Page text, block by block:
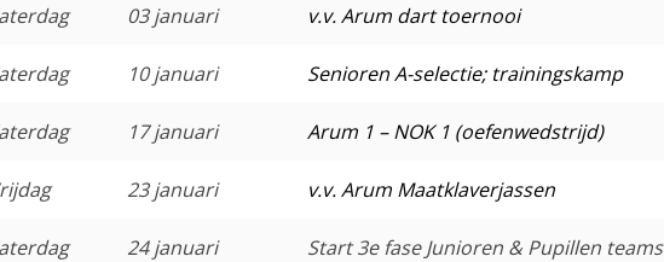
03 januari v.v. Arum dart toernooi
10 januari Senioren A-selectie; trainingskamp
17 januari Arum 1 – NOK 1 (oefenwedstrijd)
23 januari v.v. Arum Maatklaverjassen
24 januari
Start 3e fase Junioren & Pupillen teams